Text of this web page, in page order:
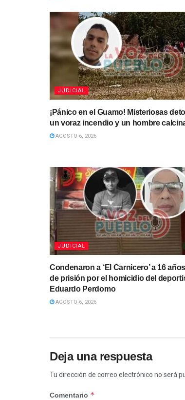
JUDICIAL
¡Pánico en el Guamo! Misteriosas
un voraz incendio y un hombre
AGOSTO 6, 2026
JUDICIAL
Condenaron a ‘El Carnicero’ a 16
de prisión por el homicidio del
Eduardo Perdomo
AGOSTO 6, 2026
Deja una respuesta
Tu dirección de correo electrónico no será
Comentario *